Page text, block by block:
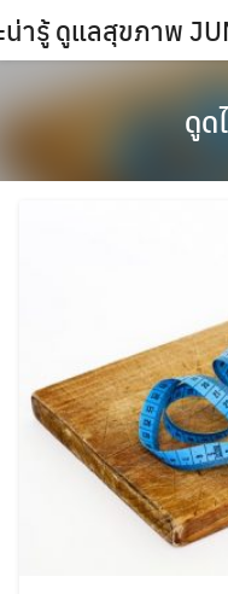
Skip
toน่ารู้ ดูแลสุขภาพ
ดูด